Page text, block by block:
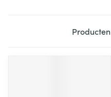
Producten